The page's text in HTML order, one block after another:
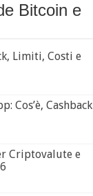
Bitcoin e
Limiti, Costi e
Cos’è, Cashback
Criptovalute e